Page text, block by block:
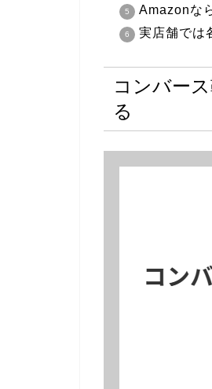
Amazonな
実店舗では
コンバー
る